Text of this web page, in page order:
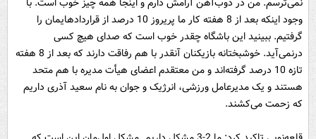
وجود اینکه بعد از 8 هفته کار ما پریروز 10 درصد از قراردادهایمان را
گرفتیم. ببینید این باشگاه چقدر خوب است که صدای هیچ کسی
درنمی‌آید. خوشبختانه بازیکنان آنقدر با هم رفاقت دارند که بعد از 8 هفته
تازه 10 درصد گرفته‌اند و من معتقدم اعضای هیأت مدیره با هم متحد
هستند و یک مدیرعامل ورزشی، انرژیک و جوان به نام سعید آذری داریم
که زحمت می‌کشند.